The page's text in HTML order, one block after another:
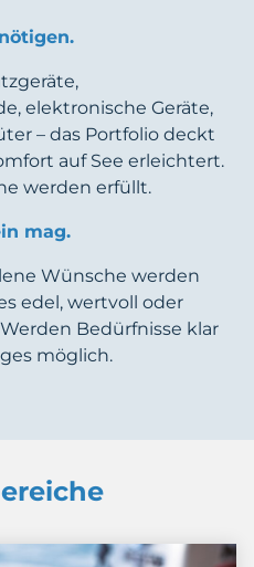
elektronische Geräte,
– das Portfolio deckt
auf See erleichtert.
werden erfüllt.
mag.
Wünsche werden
edel, wertvoll oder
Bedürfnisse klar
möglich.